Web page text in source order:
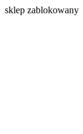
sklep zablokowany